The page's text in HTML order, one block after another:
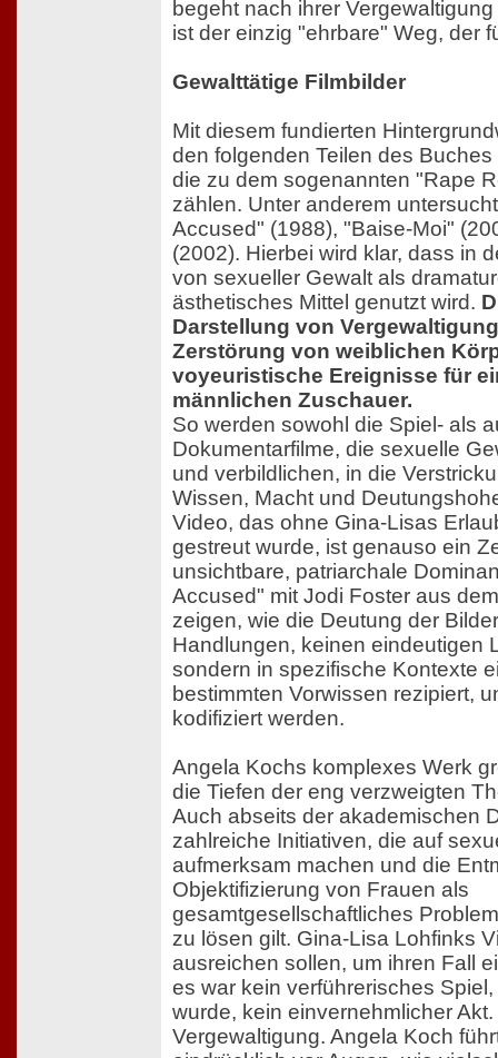
begeht nach ihrer
ist der einzig "ehrbare" Weg, der
Gewalttätige Filmbilder
Mit diesem fundierten
den folgenden Teilen des
die zu dem sogenannten "Rape
zählen. Unter anderem
Accused" (1988), "Baise-Moi"
(2002). Hierbei wird klar, dass in
von sexueller Gewalt als
ästhetisches Mittel genutzt wird.
Darstellung von
Zerstörung von weiblichen
voyeuristische Ereignisse für
männlichen Zuschauer.
So werden sowohl die Spiel- als
Dokumentarfilme, die sexuelle
und verbildlichen, in die
Wissen, Macht und
Video, das ohne Gina-Lisas
gestreut wurde, ist genauso ein
unsichtbare, patriarchale
Accused" mit Jodi Foster aus
zeigen, wie die Deutung der
Handlungen, keinen eindeutigen
sondern in spezifische Kontexte
bestimmten Vorwissen rezipiert,
kodifiziert werden.
Angela Kochs komplexes Werk
die Tiefen der eng verzweigten
Auch abseits der akademischen
zahlreiche Initiativen, die auf
aufmerksam machen und die
Objektifizierung von Frauen als
gesamtgesellschaftliches
zu lösen gilt. Gina-Lisa Lohfinks
ausreichen sollen, um ihren Fall
es war kein verführerisches
wurde, kein einvernehmlicher
Vergewaltigung. Angela Koch